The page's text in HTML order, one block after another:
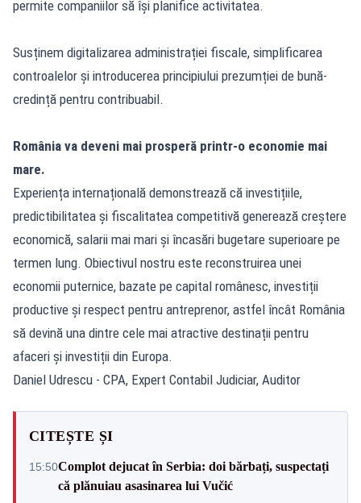
permite companiilor să își planifice activitatea.
Susținem digitalizarea administrației fiscale, simplificarea
controalelor și introducerea principiului prezumției de bună-
credință pentru contribuabil.
România va deveni mai prosperă printr-o economie mai
mare.
Experiența internațională demonstrează că investițiile,
predictibilitatea și fiscalitatea competitivă generează creștere
economică, salarii mai mari și încasări bugetare superioare pe
termen lung. Obiectivul nostru este reconstruirea unei
economii puternice, bazate pe capital românesc, investiții
productive și respect pentru antreprenor, astfel încât România
să devină una dintre cele mai atractive destinații pentru
afaceri și investiții din Europa.
Daniel Udrescu - CPA, Expert Contabil Judiciar, Auditor
CITEȘTE ȘI
15:50Complot dejucat în Serbia: doi bărbați, suspectați
că plănuiau asasinarea lui Vučić